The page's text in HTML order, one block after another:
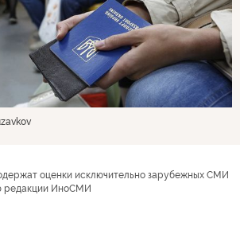
оценки исключительно зарубежных СМИ
редакции ИноСМИ